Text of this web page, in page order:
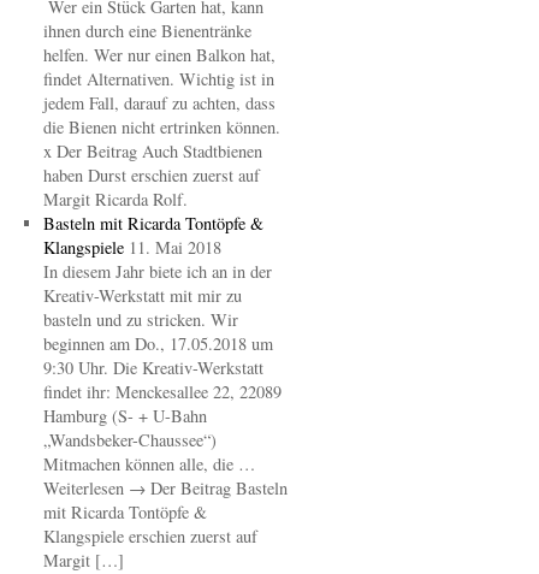
Wer ein Stück Garten hat, kann
ihnen durch eine Bienentränke
helfen. Wer nur einen Balkon hat,
findet Alternativen. Wichtig ist in
jedem Fall, darauf zu achten, dass
die Bienen nicht ertrinken können.
x Der Beitrag Auch Stadtbienen
haben Durst erschien zuerst auf
Margit Ricarda Rolf.
Basteln mit Ricarda Tontöpfe &
Klangspiele 11. Mai 2018
In diesem Jahr biete ich an in der
Kreativ-Werkstatt mit mir zu
basteln und zu stricken. Wir
beginnen am Do., 17.05.2018 um
9:30 Uhr. Die Kreativ-Werkstatt
findet ihr: Menckesallee 22, 22089
Hamburg (S- + U-Bahn
„Wandsbeker-Chaussee“)
Mitmachen können alle, die …
Weiterlesen → Der Beitrag Basteln
mit Ricarda Tontöpfe &
Klangspiele erschien zuerst auf
Margit […]